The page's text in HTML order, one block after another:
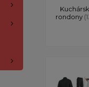
rondony